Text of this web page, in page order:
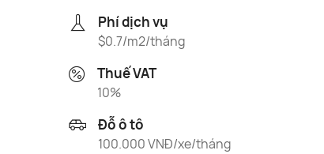
Phí dịch vụ
$0.7/m2/tháng
Thuế VAT
10%
Đỗ ô tô
100.000 VNĐ/xe/tháng